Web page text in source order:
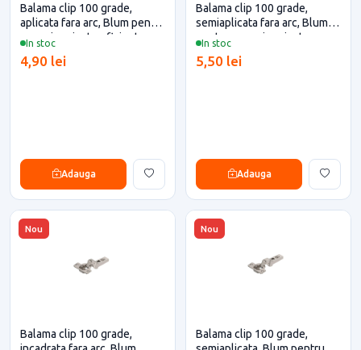
In stoc
Balama clip 100 grade,
aplicata fara arc, Blum pentru
casa si proiecte eficiente
4,90 lei
Adauga
In stoc
Balama clip 100 grade,
semiaplicata fara arc, Blum
pentru casa si proiecte
5,50 lei
Adauga
Nou
Balama clip 100 grade,
Nou
Balama clip 100 grade,